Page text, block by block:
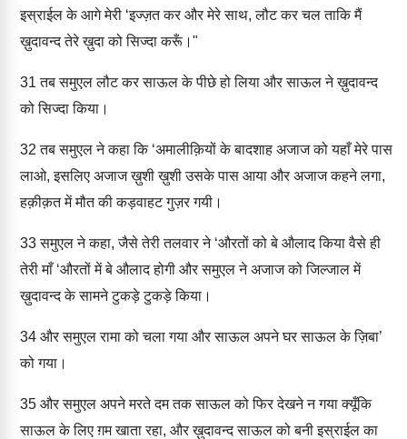
इस्राईल के आगे मेरी ‘इज्ज़त कर और मेरे साथ, लौट कर चल ताकि मैं
ख़ुदावन्द तेरे ख़ुदा को सिज्दा करूँ।"
31 तब समुएल लौट कर साऊल के पीछे हो लिया और साऊल ने ख़ुदावन्द
को सिज्दा किया।
32 तब समुएल ने कहा कि ‘अमालीक़ियों के बादशाह अजाज को यहाँ मेरे पास
लाओ, इसलिए अजाज ख़ुशी ख़ुशी उसके पास आया और अजाज कहने लगा,
हक़ीक़त में मौत की कड़वाहट गुज़र गयी।
33समुएल ने कहा, जैसे तेरी तलवार ने ‘औरतों को बे औलाद किया वैसे ही
तेरी माँ ‘औरतों में बे औलाद होगी और समुएल ने अजाज को जिल्जाल में
ख़ुदावन्द के सामने टुकड़े टुकड़े किया।
34 और समुएल रामा को चला गया और साऊल अपने घर साऊल के ज़िबा’
को गया।
35 और समुएल अपने मरते दम तक साऊल को फिर देखने न गया क्यूँकि
साऊल के लिए ग़म खाता रहा, और ख़ुदावन्द साऊल को बनी इस्राईल का